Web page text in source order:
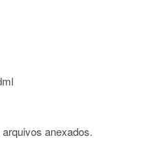
anexados.